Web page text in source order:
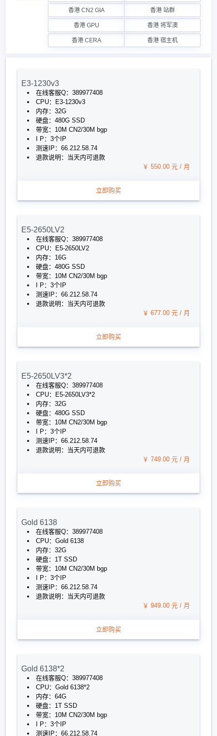
香港 CN2 GIA 香港 站群
香港 GPU 香港 将军澳
香港 CERA 香港 宿主机
E3-1230v3
在线客服Q：389977408
CPU：E3-1230v3
内存：32G
硬盘：480G SSD
带宽：10M CN2/30M bgp
I P：3个IP
测速IP：66.212.58.74
退款说明：当天内可退款
￥ 550.00 元 / 月
立即购买
E5-2650LV2
在线客服Q：389977408
CPU：E5-2650LV2
内存：16G
硬盘：480G SSD
带宽：10M CN2/30M bgp
I P：3个IP
测速IP：66.212.58.74
退款说明：当天内可退款
￥ 677.00 元 / 月
立即购买
E5-2650LV3*2
在线客服Q：389977408
CPU：E5-2650LV3*2
内存：32G
硬盘：480G SSD
带宽：10M CN2/30M bgp
I P：3个IP
测速IP：66.212.58.74
退款说明：当天内可退款
￥ 749.00 元 / 月
立即购买
Gold 6138
在线客服Q：389977408
CPU：Gold 6138
内存：32G
硬盘：1T SSD
带宽：10M CN2/30M bgp
I P：3个IP
测速IP：66.212.58.74
退款说明：当天内可退款
￥ 949.00 元 / 月
立即购买
Gold 6138*2
在线客服Q：389977408
CPU：Gold 6138*2
内存：64G
硬盘：1T SSD
带宽：10M CN2/30M bgp
I P：3个IP
测速IP：66.212.58.74